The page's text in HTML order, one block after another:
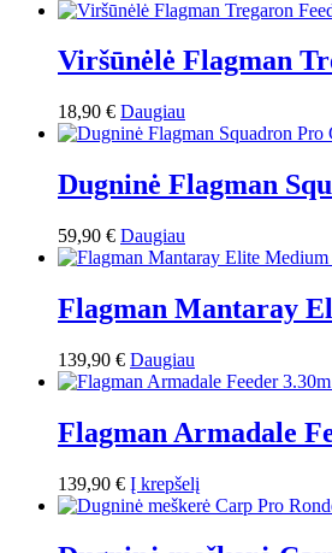
Viršūnėlė Flagman
18,90 € Daugiau
Dugninė Flagman
59,90 € Daugiau
Flagman Mantaray
139,90 € Daugiau
Flagman Armadale
139,90 € Į krepšelį